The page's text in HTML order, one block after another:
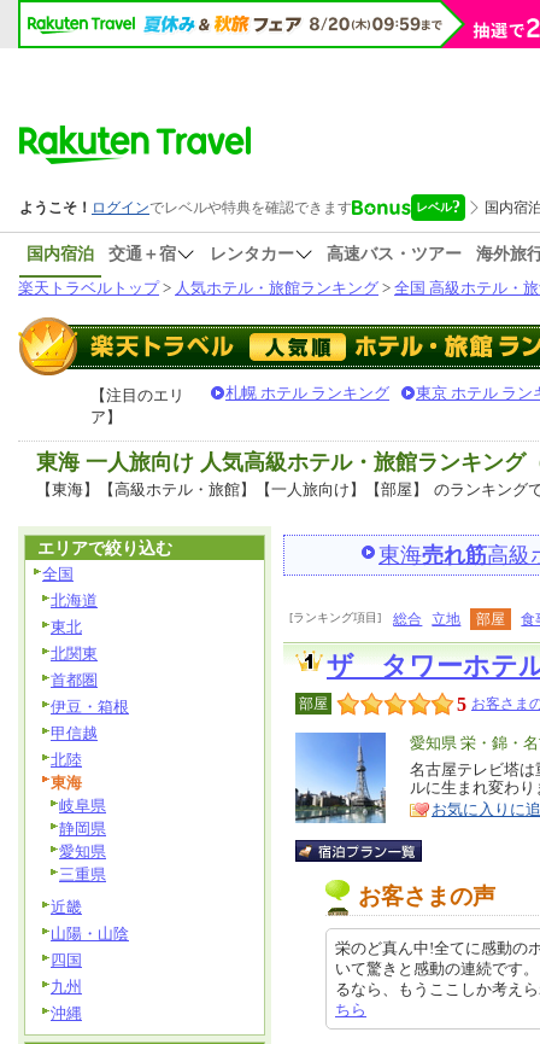
国内宿泊 交通＋宿 レンタカー 高速バス・ツアー
海外旅
楽天トラベルトップ> 人気ホテル・旅館ランキング > 全国 高級ホテル・
【注目のエリ
ア】
札幌 ホテル ランキング 東京 ホテル ラン
東海 一人旅向け 人気高級ホテル・旅館ランキング
【東海】【高級ホテル・旅館】【一人旅向け】【部屋】 のランキング
東海売れ筋高級
[ランキング項目] 総合 立地 部屋 食
ザ タワーホテ
部屋 5 お客さま
エ
リ
ア
愛知県 栄・錦・
特
徴
名古屋テレビ塔
ルに生まれ変わり
お気に入りに
お客さまの声
栄のど真ん中!全てに感動の
いて驚きと感動の連続です
るなら、もうここしか考え
ちら
エリアで絞り込む
全国
北海道
東北
北関東
首都圏
伊豆・箱根
甲信越
北陸
東海
岐阜県
静岡県
愛知県
三重県
近畿
山陽・山陰
四国
九州
沖縄